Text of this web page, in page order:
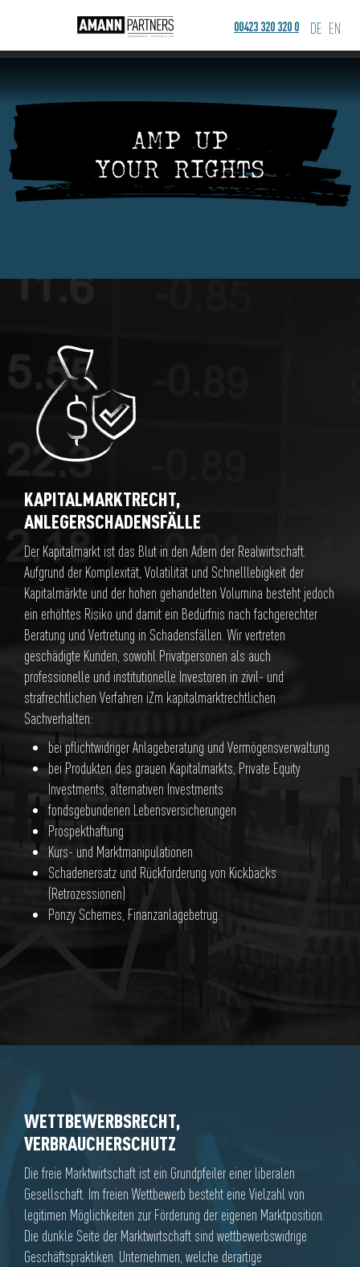
00423 320 320 0 DE EN
AMP UP
YOUR RIGHTS
KAPITALMARKTRECHT,
ANLEGERSCHADENSFÄLLE
Der Kapitalmarkt ist das Blut in den Adern der Realwirtschaft.
Aufgrund der Komplexität, Volatilität und Schnelllebigkeit der
Kapitalmärkte und der hohen gehandelten Volumina besteht jedoch
ein erhöhtes Risiko und damit ein Bedürfnis nach fachgerechter
Beratung und Vertretung in Schadensfällen. Wir vertreten
geschädigte Kunden, sowohl Privatpersonen als auch
professionelle und institutionelle Investoren in zivil- und
strafrechtlichen Verfahren iZm kapitalmarktrechtlichen
Sachverhalten:
bei pflichtwidriger Anlageberatung und Vermögensverwaltung
bei Produkten des grauen Kapitalmarkts, Private Equity
Investments, alternativen Investments
fondsgebundenen Lebensversicherungen
Prospekthaftung
Kurs- und Marktmanipulationen
Schadenersatz und Rückforderung von Kickbacks
(Retrozessionen)
Ponzy Schemes, Finanzanlagebetrug.
WETTBEWERBSRECHT,
VERBRAUCHERSCHUTZ
Die freie Marktwirtschaft ist ein Grundpfeiler einer liberalen
Gesellschaft. Im freien Wettbewerb besteht eine Vielzahl von
legitimen Möglichkeiten zur Förderung der eigenen Marktposition.
Die dunkle Seite der Marktwirtschaft sind wettbewerbswidrige
Geschäftspraktiken. Unternehmen, welche derartige